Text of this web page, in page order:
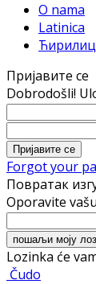
O nama
Latinica
Пријавите се
Dobrodošli!
Forgot your
Повратак
Oporavite
Lozinka će
Čudo